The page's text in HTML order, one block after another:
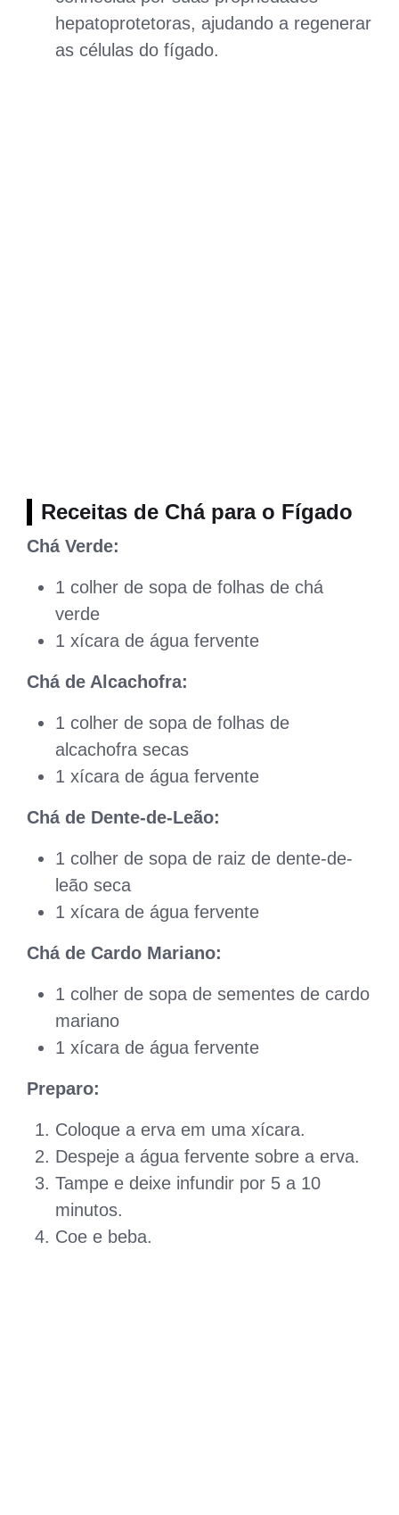
hepatoprotetoras, ajudando a regenerar
as células do fígado.
Receitas de Chá para o Fígado
Chá Verde:
1 colher de sopa de folhas de chá
verde
1 xícara de água fervente
Chá de Alcachofra:
1 colher de sopa de folhas de
alcachofra secas
1 xícara de água fervente
Chá de Dente-de-Leão:
1 colher de sopa de raiz de dente-de-
leão seca
1 xícara de água fervente
Chá de Cardo Mariano:
1 colher de sopa de sementes de cardo
mariano
1 xícara de água fervente
Preparo:
Coloque a erva em uma xícara.
Despeje a água fervente sobre a erva.
Tampe e deixe infundir por 5 a 10
minutos.
Coe e beba.